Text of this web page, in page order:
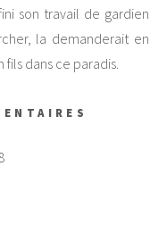
son travail de gardien
la demanderait en
fils dans ce paradis.